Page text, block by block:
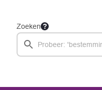
Zoeken